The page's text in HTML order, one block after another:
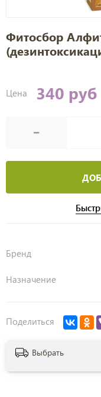
Фитосбор
Цена 340 руб
Бренд
Назначение
Поделиться
Выбрать